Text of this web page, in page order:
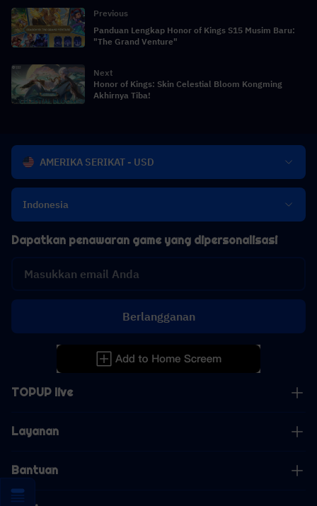
Previous
Panduan Lengkap Honor of Kings S15 Musim Baru:
"The Grand Venture"
Next
Honor of Kings: Skin Celestial Bloom Kongming
Akhirnya Tiba!
AMERIKA SERIKAT - USD
Indonesia
TOPUP live
Layanan
Bantuan
Dapatkan penawaran game yang dipersonalisasi
Berlangganan